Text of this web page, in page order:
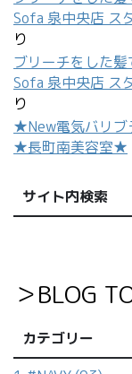
Sofa 泉中央店 ス
り
★New電気バリブ
★長町南美容室★
サイト内検索
＞BLOG
1.#NAVY (93)
1.feel.a (935)
1.レキシントンプ